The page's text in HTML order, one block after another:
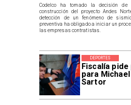
Fiscalía
para
Sartor
DEPORTES
Codelco ha tomado la decisión de
construcción del proyecto Andes
detección de un fenómeno de
preventiva ha obligado a iniciar un
las empresas contratistas.